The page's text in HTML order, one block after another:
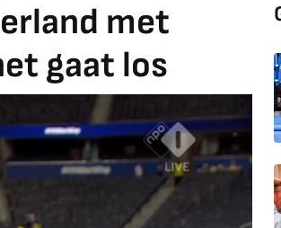
met
gaat los